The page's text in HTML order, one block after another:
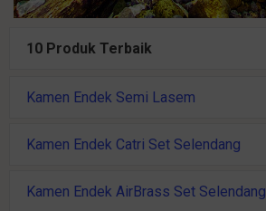
10 Produk Terbaik
Kamen Endek Semi Lasem
Kamen Endek Catri Set Selendang
Kamen Endek AirBrass Set Selendang